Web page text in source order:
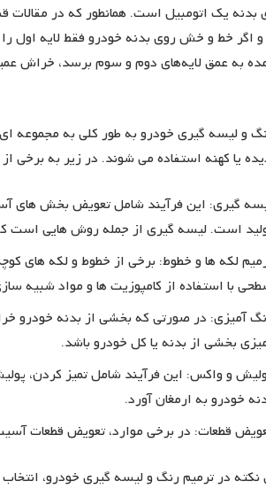
یک اتومبیل است. همانطور که در مقالات
اگر خط و خش روی بدنه خودرو فقط لایه
به عمق لایه‌های دوم و سوم برسد، خراش
و لیسه گیری خودرو به طور کلی به مجموعه
یا کهنه استفاده می شوند. در زیر به برخی
گیری: این فرآیند شامل تعویض بخش های
است. لیسه گیری از جمله روش هایی است که
لکه ها و خطوط: برخی از خطوط و لکه های
با استفاده از کامپوزیت ها و مواد شبیه
آمیزی: در صورتی که بخشی از بدنه خودرو
بخشی از بدنه یا کل خودرو باشد.
و واکس: این فرآیند شامل تمیز کردن،
خودرو به ارمغان آورد.
قطعات: در برخی موارد، تعویض قطعات
نکته در ترمیم رنگ و لیسه گیری خودرو،